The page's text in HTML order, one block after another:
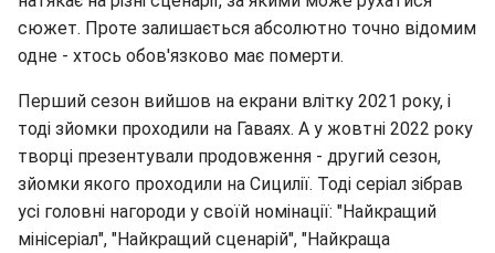
сюжет. Проте залишається абсолютно точно відомим
одне - хтось обов'язково має померти.
Перший сезон вийшов на екрани влітку 2021 року, і
тоді зйомки проходили на Гаваях. А у жовтні 2022 року
творці презентували продовження - другий сезон,
зйомки якого проходили на Сицилії. Тоді серіал зібрав
усі головні нагороди у своїй номінації: "Найкращий
мінісеріал", "Найкращий сценарій", "Найкраща